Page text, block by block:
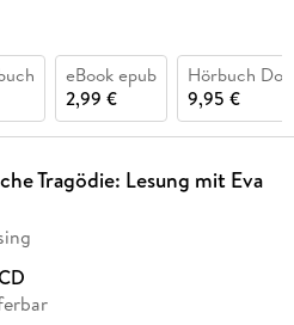
eBook epub
2,99 €
Hörbuch
9,95 €
Tragödie: Lesung mit Eva